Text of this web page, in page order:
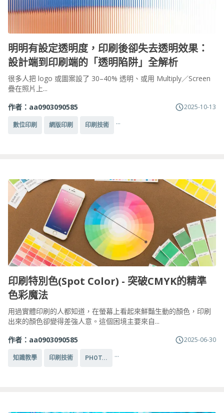
明明有設定透明度，印刷後卻失去透明效果：
設計端到印刷端的「透明陷阱」全解析
很多人把 logo 或圖案設了 30–40% 透明、或用 Multiply／Screen
疊在照片上...
作者： aa0903090585 2025-10-13
數位印刷 網版印刷 印刷技術 ...
印刷特別色(Spot Color) - 突破CMYK的精準
色彩魔法
用過實體印刷的人都知道，在螢幕上看起來鮮豔生動的顏色，印刷
出來的顏色卻變得差強人意。這個困境主要來自...
作者： aa0903090585 2025-06-30
知識教學 印刷技術 PHOT... ...